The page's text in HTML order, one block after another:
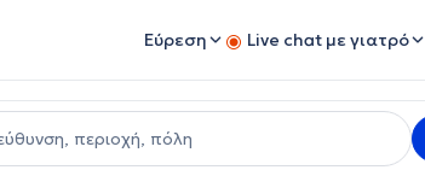
Εύρεση Live chat με γιατρό